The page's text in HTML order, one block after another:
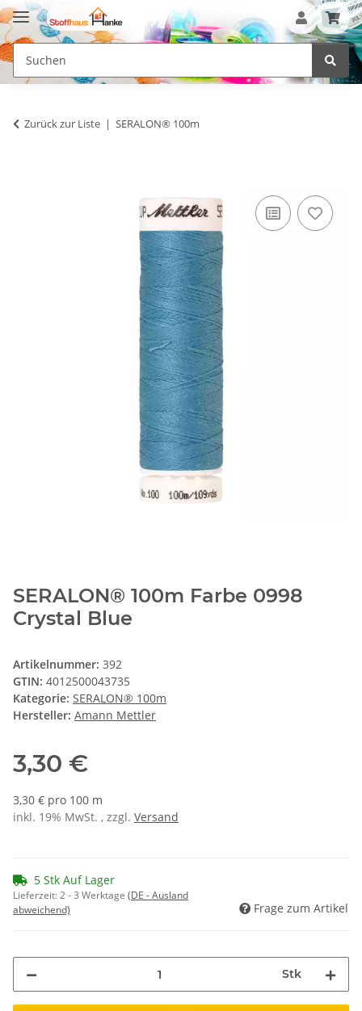
Zurück zur Liste SERALON® 100m
SERALON® 100m Farbe 0998
Crystal Blue
Artikelnummer: 392
GTIN: 4012500043735
Kategorie: SERALON® 100m
Hersteller: Amann Mettler
3,30 €
3,30 € pro 100 m
inkl. 19% MwSt. , zzgl. Versand
5 Stk Auf Lager
Lieferzeit:2 - 3 Werktage (DE - Ausland
abweichend)
Frage zum Artikel
Stk